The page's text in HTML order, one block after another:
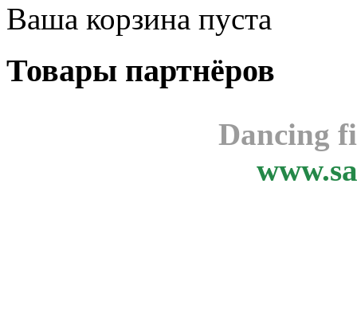
Ваша корзина пуста
Товары партнёров
Dancing